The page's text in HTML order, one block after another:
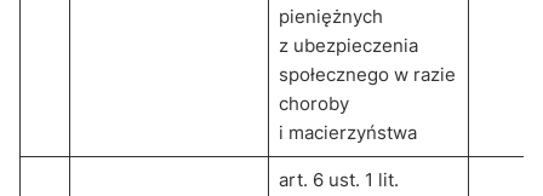
pieniężnych
z ubezpieczenia
społecznego w razie
choroby
i macierzyństwa
art. 6 ust. 1 lit.